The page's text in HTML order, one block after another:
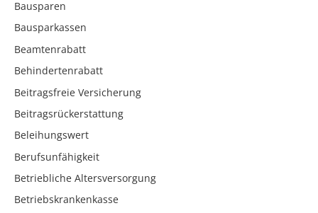
Bausparen
Bausparkassen
Beamtenrabatt
Behindertenrabatt
Beitragsfreie Versicherung
Beitragsrückerstattung
Beleihungswert
Berufsunfähigkeit
Betriebliche Altersversorgung
Betriebskrankenkasse